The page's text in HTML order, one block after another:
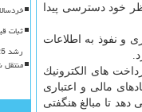
خود دسترسی پیدا
و نفوذ به اطلاعات
های الكترونیك
مالی و اعتباری
تا مبالغ هنگفتی
ثبات